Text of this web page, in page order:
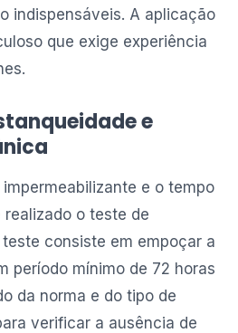
indispensáveis. A aplicação
que exige experiência
e
e o tempo
o teste de
consiste em empoçar a
período mínimo de 72 horas
da norma e do tipo de
verificar a ausência de